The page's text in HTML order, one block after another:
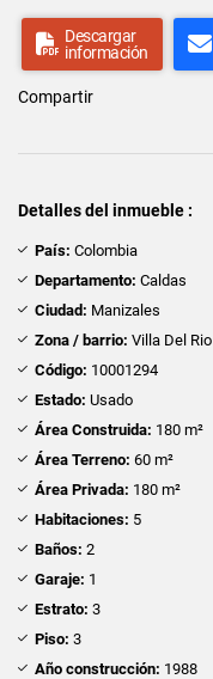
Descargar
información
Compartir
Detalles del inmueble :
País: Colombia
Departamento: Caldas
Ciudad: Manizales
Zona / barrio: Villa Del Rio
Código: 10001294
Estado: Usado
Área Construida: 180 m²
Área Terreno: 60 m²
Área Privada: 180 m²
Habitaciones: 5
Baños: 2
Garaje: 1
Estrato: 3
Piso: 3
Año construcción: 1988